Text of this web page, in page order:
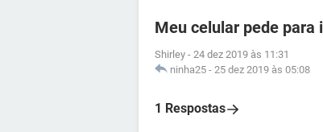
Meu celular pede para
Shirley - 24 dez 2019 às 11:31
ninha25 - 25 dez 2019 às 05:08
1 Respostas